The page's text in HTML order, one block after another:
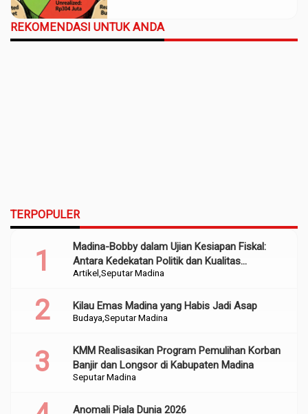
REKOMENDASI UNTUK ANDA
TERPOPULER
Artikel Seputar Madina
Madina-Bobby dalam Ujian Kesiapan Fiskal:
Antara Kedekatan Politik dan Kualitas
Perencanaan
Budaya Seputar Madina
Kilau Emas Madina yang Habis Jadi Asap
Seputar Madina
KMM Realisasikan Program Pemulihan Korban
Banjir dan Longsor di Kabupaten Madina
Anomali Piala Dunia 2026